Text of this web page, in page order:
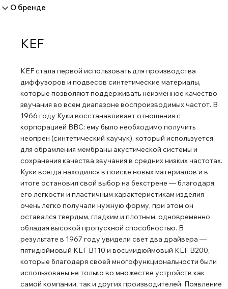
О бренде
KEF
KEF стала первой использовать для производства
диффузоров и подвесов синтетические материалы,
которые позволяют поддерживать неизменное качество
звучания во всем диапазоне воспроизводимых частот. В
1966 году Куки восстанавливает отношения с
корпорацией BBC: ему было необходимо получить
неопрен (синтетический каучук), который используется
для обрамления мембраны акустической системы и
сохранения качества звучания в средних низких частотах.
Куки всегда находился в поиске новых материалов и в
итоге остановил свой выбор на бекстрене ― благодаря
его легкости и пластичным характеристикам изделия
очень легко получали нужную форму, при этом он
оставался твердым, гладким и плотным, одновременно
обладая высокой пропускной способностью. В
результате в 1967 году увидели свет два драйвера ―
пятидюймовый KEF В110 и восьмидюймовый KEF В200,
которые благодаря своей многофункциональности были
использованы не только во множестве устройств как
самой компании, так и других производителей. Появление